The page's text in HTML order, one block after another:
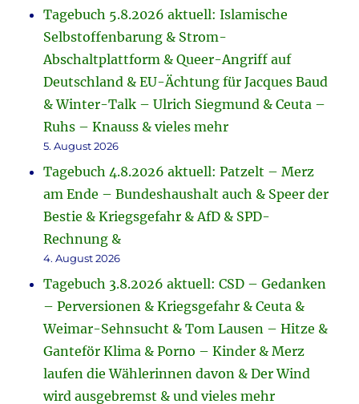
Tagebuch 5.8.2026 aktuell: Islamische
Selbstoffenbarung & Strom-
Abschaltplattform & Queer-Angriff auf
Deutschland & EU-Ächtung für Jacques Baud
& Winter-Talk – Ulrich Siegmund & Ceuta –
Ruhs – Knauss & vieles mehr
5. August 2026
Tagebuch 4.8.2026 aktuell: Patzelt – Merz
am Ende – Bundeshaushalt auch & Speer der
Bestie & Kriegsgefahr & AfD & SPD-
Rechnung &
4. August 2026
Tagebuch 3.8.2026 aktuell: CSD – Gedanken
– Perversionen & Kriegsgefahr & Ceuta &
Weimar-Sehnsucht & Tom Lausen – Hitze &
Ganteför Klima & Porno – Kinder & Merz
laufen die Wählerinnen davon & Der Wind
wird ausgebremst & und vieles mehr